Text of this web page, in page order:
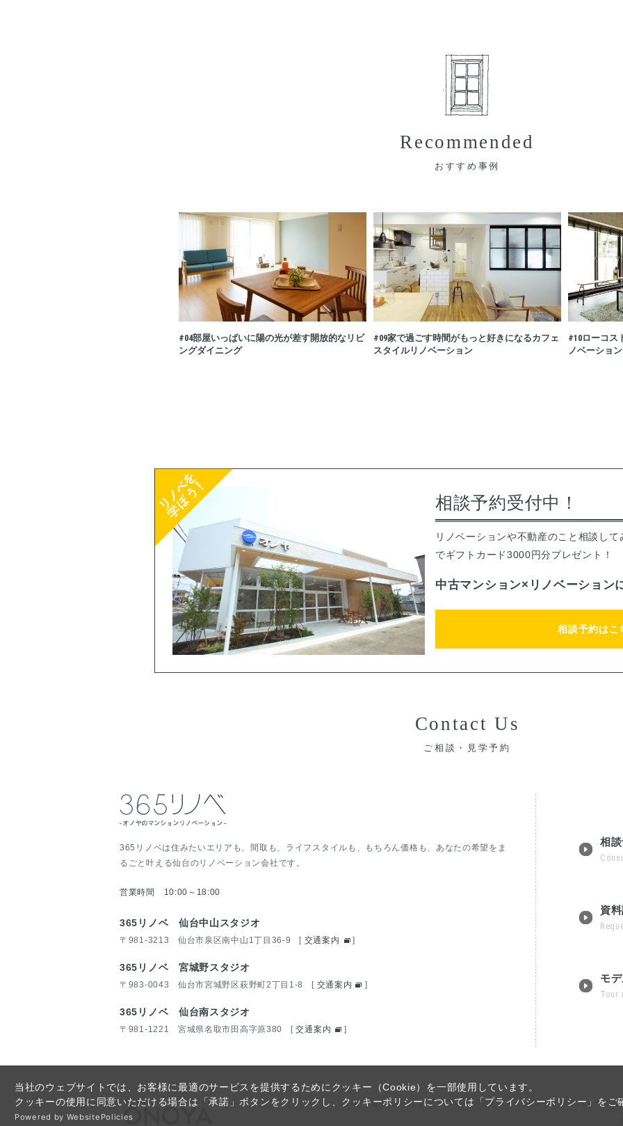
当社のウェブサイトでは、お客様に最適のサービスを提供するためにクッキー（Cookie）を一部使用しています。
クッキーの使用に同意いただける場合は「承諾」ボタンをクリックし、クッキーポリシーについては「プライバシーポリシー」をご
Powered by WebsitePolicies
Recommended
おすすめ事例
#04部屋いっぱいに陽の光が差す開放的なリビ
ングダイニング
#09家で過ごす時間がもっと好きになるカフェ
スタイルリノベーション
#10ローコス
ノベーション
相談予約受付中！
リノベーションや不動産のこと相談し
でギフトカード3000円分プレゼント！
中古マンション×リノベーション
相談予約はこ
Contact Us
ご相談・見学予約
365リノベは住みたいエリアも、間取も、ライフスタイルも、もちろん価格も、あなたの希望をま
るごと叶える仙台のリノベーション会社です。
営業時間 10:00～18:00
365リノベ 仙台中山スタジオ
〒981-3213 仙台市泉区南中山1丁目36-9 [ 交通案内 ]
365リノベ 宮城野スタジオ
〒983-0043 仙台市宮城野区萩野町2丁目1-8 [ 交通案内 ]
365リノベ 仙台南スタジオ
〒981-1221 宮城県名取市田高字原380 [交通案内 ]
相
資
モ
Tour
仙台リノベーションTOP｜ Q&A｜サイトマップ｜インフォメーション｜プライバシーポリ